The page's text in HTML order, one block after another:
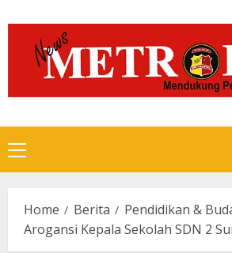
to
content
Primary
Menu
Home Berita
Pendidikan &
Arogansi Kepala Sekolah SDN 2